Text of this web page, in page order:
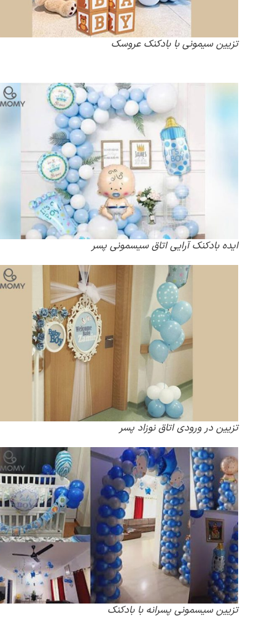
تزیین سیمونی با بادکنک عروسک
ایده بادکنک آرایی اتاق سیسمونی پسر
تزیین در ورودی اتاق نوزاد پسر
تزیین سیسمونی پسرانه با بادکنک